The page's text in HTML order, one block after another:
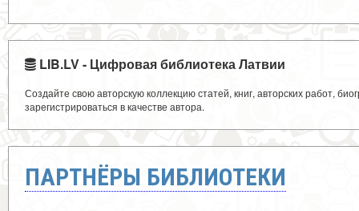
LIB.LV - Цифровая библиотека Латвии
Создайте свою авторскую коллекцию статей, книг, авторских работ,
зарегистрироваться в качестве автора.
ПАРТНЁРЫ БИБЛИОТЕКИ